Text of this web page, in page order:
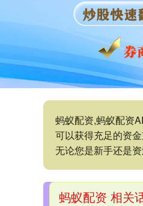
蚂蚁配资,蚂蚁配资
可以获得充足的资
无论您是新手还是
蚂蚁配资 相关